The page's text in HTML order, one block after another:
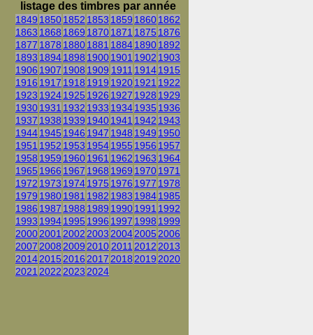
listage des timbres par année
1849 18501852 1853 1859 18601862
1863 1868 1869 18701871 1875 1876
1877 1878 18801881 188418901892
1893 18941898 19001901 1902 1903
1906 1907 1908 1909 1911 19141915
1916 1917 1918 1919 19201921 1922
1923 19241925 1926 1927 1928 1929
19301931 1932 1933 19341935 1936
1937 1938 1939 19401941 1942 1943
19441945 1946 1947 1948 1949 1950
1951 1952 1953 19541955 1956 1957
1958 1959 19601961 1962 1963 1964
1965 1966 1967 1968 1969 19701971
1972 1973 19741975 1976 1977 1978
1979 19801981 1982 1983 19841985
1986 1987 1988 1989 19901991 1992
1993 19941995 1996 1997 1998 1999
2000200120022003200420052006
2007200820092010201120122013
2014201520162017201820192020
2021202220232024